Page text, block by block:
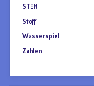
STEM
Stoff
Wasserspiel
Zahlen